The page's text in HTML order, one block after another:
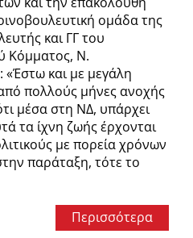
ομάδα της
και ΓΓ του
Κόμματος, Ν.
και με μεγάλη
πολλούς μήνες ανοχής
μέσα στη ΝΔ, υπάρχει
τα ίχνη ζωής έρχονται
με πορεία χρόνων
παράταξη, τότε το
Περισσότερα